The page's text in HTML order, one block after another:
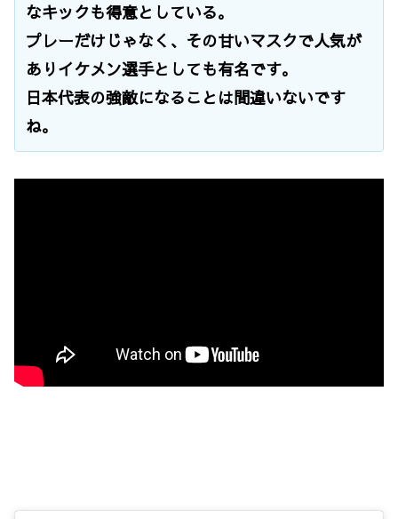
なキックも得意としている。
プレーだけじゃなく、その甘いマスクで人気が
ありイケメン選手としても有名です。
日本代表の強敵になることは間違いないです
ね。